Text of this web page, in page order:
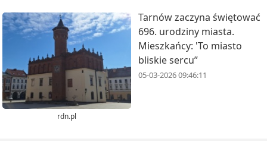
rdn.pl
Tarnów zaczyna świętować
696. urodziny miasta.
Mieszkańcy: 'To miasto
bliskie sercu”
05-03-2026 09:46:11